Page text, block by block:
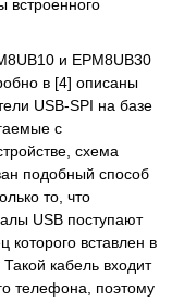
встроенного
и EPM8UB30
в [4] описаны
USB-SPI на базе
с
схема
подобный способ
то, что
USB поступают
которого вставлен в
кабель входит
телефона, поэтому